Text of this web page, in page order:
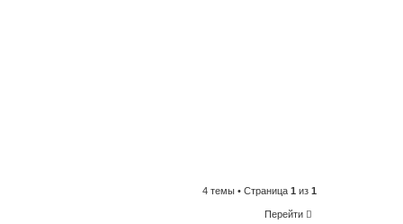
4 темы • Страница 1 из 1
Перейти